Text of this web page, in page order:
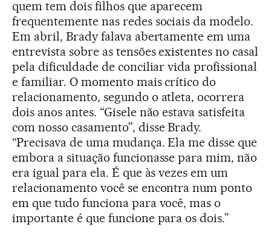
quem tem dois filhos que aparecem
frequentemente nas redes sociais da modelo.
Em abril, Brady falava abertamente em uma
entrevista sobre as tensões existentes no casal
pela dificuldade de conciliar vida profissional
e familiar. O momento mais crítico do
relacionamento, segundo o atleta, ocorrera
dois anos antes. “Gisele não estava satisfeita
com nosso casamento”, disse Brady.
“Precisava de uma mudança. Ela me disse que
embora a situação funcionasse para mim, não
era igual para ela. É que às vezes em um
relacionamento você se encontra num ponto
em que tudo funciona para você, mas o
importante é que funcione para os dois.”